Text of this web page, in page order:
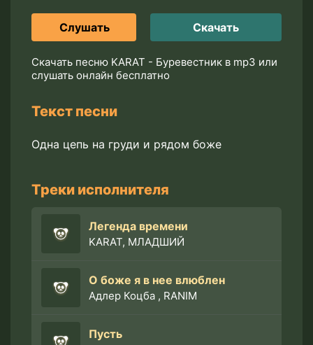
Слушать Скачать
Скачать песню KARAT - Буревестник в mp3 или
слушать онлайн бесплатно
Текст песни
Одна цепь на груди и рядом боже
Треки исполнителя
Легенда времени
KARAT, МЛАДШИЙ
О боже я в нее влюблен
Адлер Коцба , RANIM
Пусть